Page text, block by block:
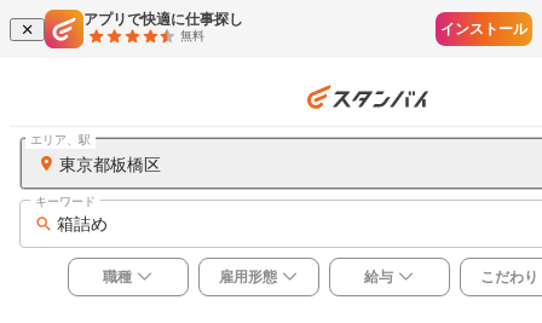
アプリで快適に仕事探し
無料 インストール
東京都板橋区
エリア、駅
箱詰め
キーワード
職種 雇用形態 給与 こだわり